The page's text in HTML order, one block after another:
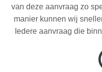
van deze aanvraag zo
manier kunnen wij
Iedere aanvraag die